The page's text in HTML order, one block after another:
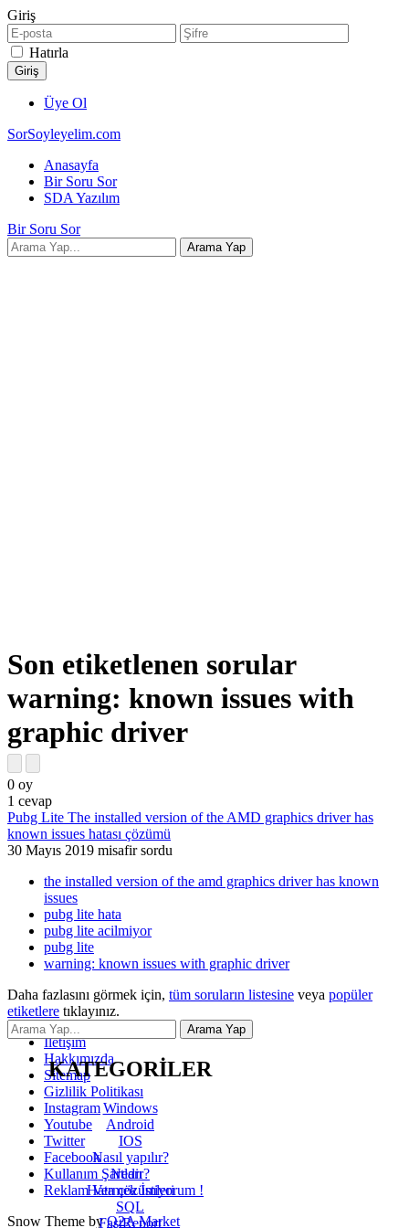
Giriş
Hatırla
Üye Ol
SorSoyleyelim.com
Anasayfa
Bir Soru Sor
SDA Yazılım
Bir Soru Sor
Son etiketlenen sorular
warning: known issues with
graphic driver
0 oy
1 cevap
Pubg Lite The installed version of the AMD graphics driver has
known issues hatası çözümü
30 Mayıs 2019 misafir sordu
the installed version of the amd graphics driver has known
issues
pubg lite hata
pubg lite acilmiyor
pubg lite
warning: known issues with graphic driver
Daha fazlasını görmek için, tüm soruların listesine veya popüler
etiketlere tıklayınız.
KATEGORİLER
Windows
Android
IOS
Nasıl yapılır?
Nedir?
Hata çözümleri
SQL
FastReport
İletişim
Hakkımızda
Sitemap
Gizlilik Politikası
Instagram
Youtube
Twitter
Facebook
Kullanım Şartları
Reklam Vermek İstiyorum !
Snow Theme byQ2A Market